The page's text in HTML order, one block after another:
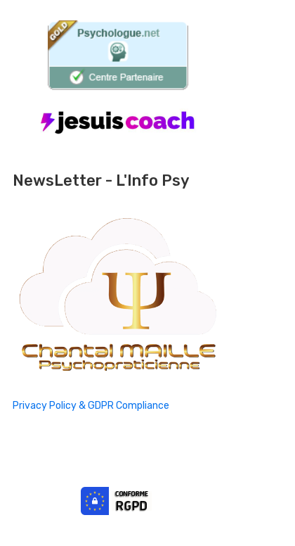
NewsLetter - L'Info Psy
Privacy Policy & GDPR Compliance